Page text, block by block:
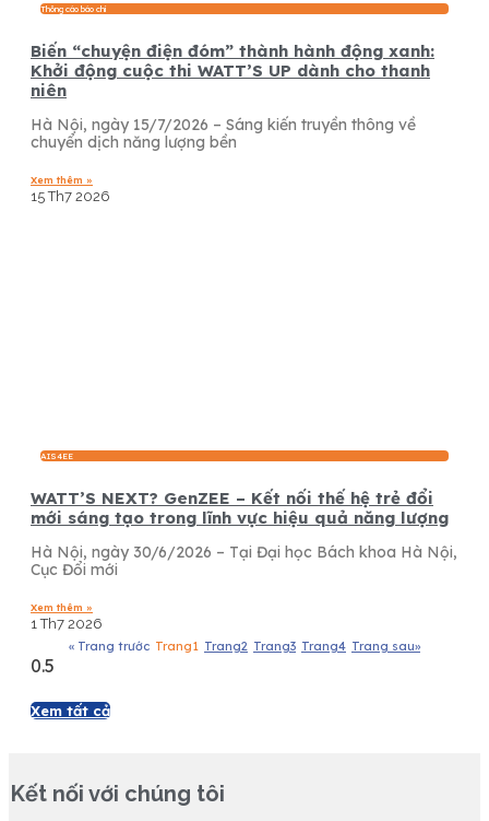
Thông cáo báo chí
Biến “chuyện điện đóm” thành hành động xanh:
Khởi động cuộc thi WATT’S UP dành cho thanh
niên
Hà Nội, ngày 15/7/2026 – Sáng kiến truyền thông về
chuyển dịch năng lượng bền
Xem thêm »
15 Th7 2026
AIS4EE
WATT’S NEXT? GenZEE – Kết nối thế hệ trẻ đổi
mới sáng tạo trong lĩnh vực hiệu quả năng lượng
Hà Nội, ngày 30/6/2026 – Tại Đại học Bách khoa Hà Nội,
Cục Đổi mới
Xem thêm »
1 Th7 2026
« Trang trước Trang1 Trang2 Trang3 Trang4 Trang sau»
Xem tất cả
Kết nối với chúng tôi